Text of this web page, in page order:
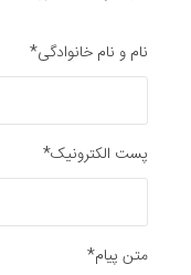
نام و نام خانوادگی*
پست الکترونیک*
متن پیام*